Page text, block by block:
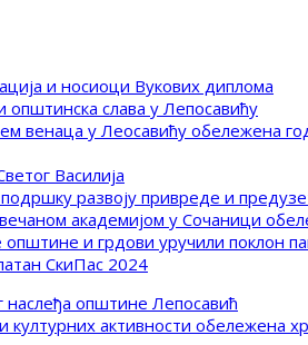
и носиоци Вукових диплома
слава у Лепосавићу
венаца у Леосавићу обележена
Василија
развоју привреде и
академијом у Сочаници
општине и грдови уручили поклон
СкиПас 2024
културних активности обележена